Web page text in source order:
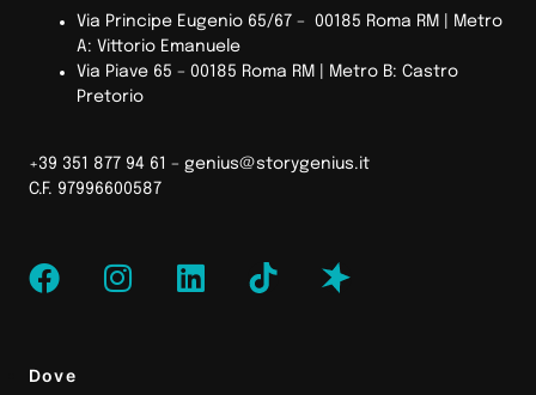
Via Principe Eugenio 65/67 – 00185 Roma RM |
Metro
A: Vittorio Emanuele
Via Piave 65 – 00185 Roma RM | Metro B: Castro
Pretorio
+39 351 877 94 61 – genius@storygenius.it
C.F. 97996600587
Dove